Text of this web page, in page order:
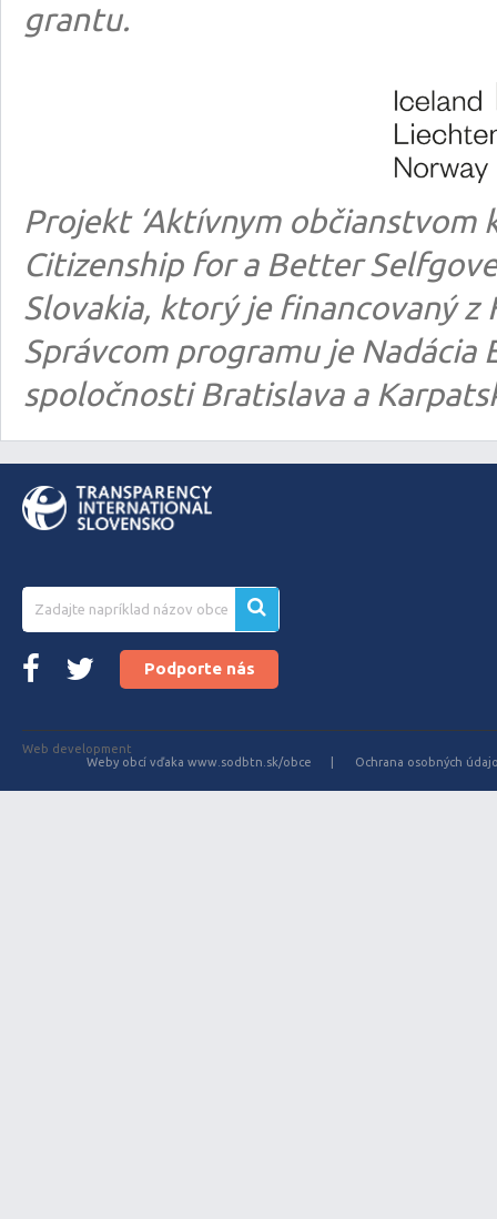
grantu.
Projekt ‘Aktívnym občianstvom
Citizenship for a Better
Slovakia, ktorý je financovaný z
Správcom programu je
spoločnosti Bratislava a
Podporte nás
Web development
Weby obcí vďaka www.sodbtn.sk/obce
Ochrana osobných